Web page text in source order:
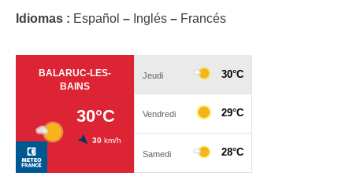
Idiomas : Español – Inglés – Francés